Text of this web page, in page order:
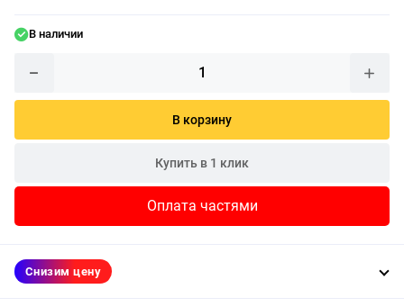
В наличии
В корзину
Купить в 1 клик
Оплата частями
Снизим цену